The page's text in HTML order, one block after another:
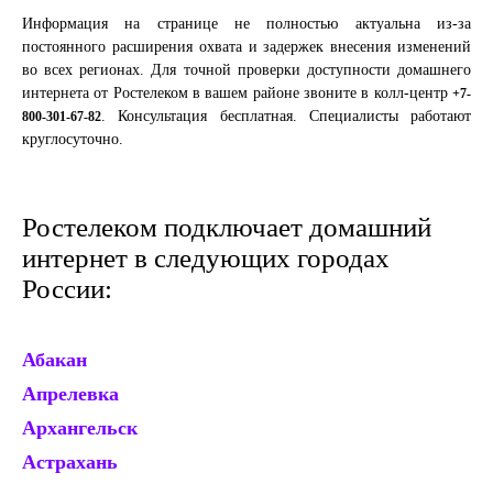
Информация на странице не полностью актуальна из-за
постоянного расширения охвата и задержек внесения изменений
во всех регионах. Для точной проверки доступности домашнего
интернета от Ростелеком в вашем районе звоните в колл-центр +7-
800-301-67-82. Консультация бесплатная. Специалисты работают
круглосуточно.
Ростелеком подключает домашний
интернет в следующих городах
России:
Абакан
Апрелевка
Архангельск
Астрахань